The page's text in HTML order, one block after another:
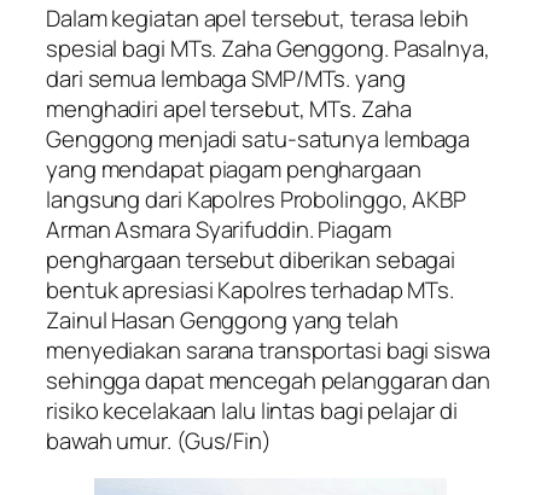
Dalam kegiatan apel tersebut, terasa lebih
spesial bagi MTs. Zaha Genggong. Pasalnya,
dari semua lembaga SMP/MTs. yang
menghadiri apel tersebut, MTs. Zaha
Genggong menjadi satu-satunya lembaga
yang mendapat piagam penghargaan
langsung dari Kapolres Probolinggo, AKBP
Arman Asmara Syarifuddin. Piagam
penghargaan tersebut diberikan sebagai
bentuk apresiasi Kapolres terhadap MTs.
Zainul Hasan Genggong yang telah
menyediakan sarana transportasi bagi siswa
sehingga dapat mencegah pelanggaran dan
risiko kecelakaan lalu lintas bagi pelajar di
bawah umur. (Gus/Fin)